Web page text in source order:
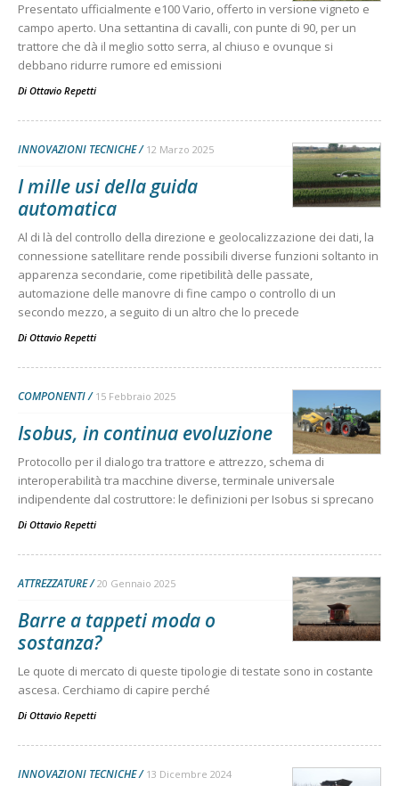
Presentato ufficialmente e100 Vario, offerto in versione vigneto e
campo aperto. Una settantina di cavalli, con punte di 90, per un
trattore che dà il meglio sotto serra, al chiuso e ovunque si
debbano ridurre rumore ed emissioni
Di Ottavio Repetti
INNOVAZIONI TECNICHE 12 Marzo 2025
I mille usi della guida
automatica
Al di là del controllo della direzione e geolocalizzazione dei dati, la
connessione satellitare rende possibili diverse funzioni soltanto in
apparenza secondarie, come ripetibilità delle passate,
automazione delle manovre di fine campo o controllo di un
secondo mezzo, a seguito di un altro che lo precede
Di Ottavio Repetti
COMPONENTI 15 Febbraio 2025
Isobus, in continua evoluzione
Protocollo per il dialogo tra trattore e attrezzo, schema di
interoperabilità tra macchine diverse, terminale universale
indipendente dal costruttore: le definizioni per Isobus si sprecano
Di Ottavio Repetti
ATTREZZATURE 20 Gennaio 2025
Barre a tappeti moda o
sostanza?
Le quote di mercato di queste tipologie di testate sono in costante
ascesa. Cerchiamo di capire perché
Di Ottavio Repetti
INNOVAZIONI TECNICHE 13 Dicembre 2024